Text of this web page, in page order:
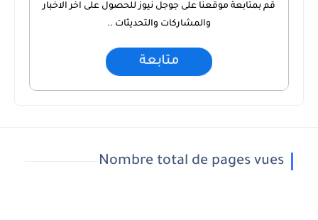
قم بمتابعة موقعنا على جوجل نيوز للحصول على اخر الاخبار
والمشاركات والتحديثات ..
متابعة
Nombre total de pages vues